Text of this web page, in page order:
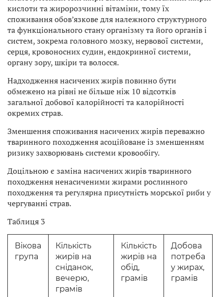
кислоти та жиророзчинні вітаміни, тому їх
споживання обов’язкове для належного структурного
та функціонального стану організму та його органів і
систем, зокрема головного мозку, нервової системи,
серця, кровоносних судин, ендокринної системи,
органу зору, шкіри та волосся.
Надходження насичених жирів повинно бути
обмежено на рівні не більше ніж 10 відсотків
загальної добової калорійності та калорійності
окремих страв.
Зменшення споживання насичених жирів переважно
тваринного походження асоційоване із зменшенням
ризику захворювань системи кровообігу.
Доцільною є заміна насичених жирів тваринного
походження ненасиченими жирами рослинного
походження та регулярна присутність морської риби у
чергуванні страв.
Таблиця 3
Вікова
група
Кількість
жирів на
сніданок,
вечерю,
грамів
Кількість
жирів на
обід,
грамів
Добова
потреба
у жирах,
грамів